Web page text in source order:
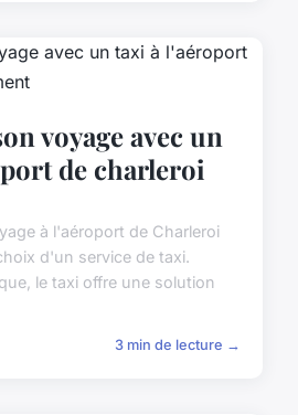
voyage avec un
de charleroi
à l'aéroport de Charleroi
d'un service de taxi.
le taxi offre une solution
3 min de lecture →